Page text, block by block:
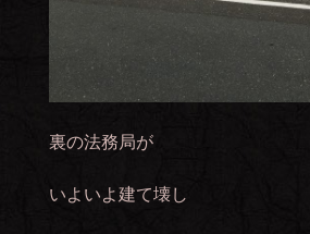
裏の法務局が
いよいよ建て壊し